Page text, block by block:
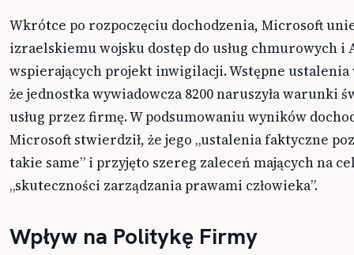
Wkrótce po rozpoczęciu dochodzenia, Microsoft
izraelskiemu wojsku dostęp do usług chmurowych i
wspierających projekt inwigilacji. Wstępne ustalenia
że jednostka wywiadowcza 8200 naruszyła warunki
usług przez firmę. W podsumowaniu wyników
Microsoft stwierdził, że jego „ustalenia faktyczne
takie same” i przyjęto szereg zaleceń mających na
„skuteczności zarządzania prawami człowieka”.
Wpływ na Politykę Firmy